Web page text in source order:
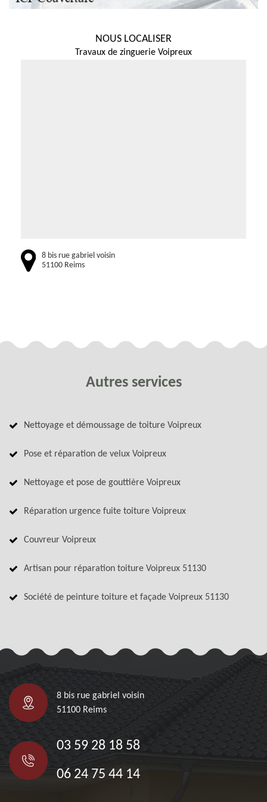
NOUS LOCALISER
Travaux de zinguerie Voipreux
8 bis rue gabriel voisin
51100 Reims
Autres services
Nettoyage et démoussage de toiture Voipreux
Pose et réparation de velux Voipreux
Nettoyage et pose de gouttière Voipreux
Réparation urgence fuite toiture Voipreux
Couvreur Voipreux
Artisan pour réparation toiture Voipreux 51130
Société de peinture toiture et façade Voipreux 51130
8 bis rue gabriel voisin
51100 Reims
03 59 28 18 58
06 24 75 44 14